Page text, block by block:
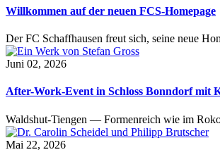
Willkommen auf der neuen FCS-Homepage
Der FC Schaffhausen freut sich, seine neue
Juni 02, 2026
After-Work-Event in Schloss Bonndorf mit
Waldshut-Tiengen — Formenreich wie im
Mai 22, 2026